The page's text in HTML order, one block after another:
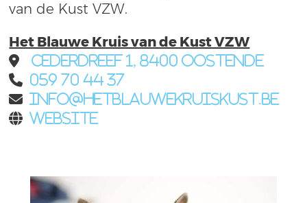
van de Kust VZW.
Het Blauwe Kruis van de Kust VZW
Cederdreef 1, 8400 Oostende
059 70 44 37
info@hetblauwekruiskust.be
Website